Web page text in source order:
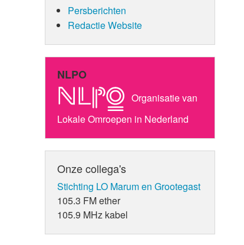
Persberichten
Redactie Website
NLPO
Organisatie van
Lokale Omroepen in Nederland
Onze collega's
Stichting LO Marum en Grootegast
105.3 FM ether
105.9 MHz kabel